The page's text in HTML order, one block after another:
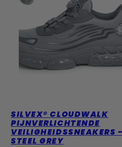
SILVEX® CLOUDWALK
PIJNVERLICHTENDE
VEILIGHEIDSSNEAKERS -
STEEL GREY